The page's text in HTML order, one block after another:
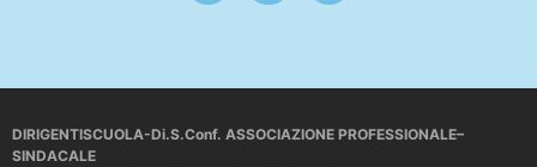
DIRIGENTISCUOLA-Di.S.Conf. ASSOCIAZIONE PROFESSIONALE–
SINDACALE